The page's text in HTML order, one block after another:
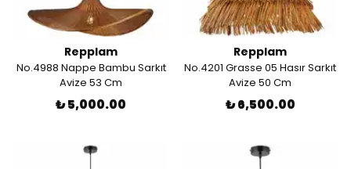
Repplam
No.4988 Nappe Bambu Sarkıt
Avize 53 Cm
₺ 5,000.00
Repplam
No.4201 Grasse 05 Hasır Sarkıt
Avize 50 Cm
₺ 6,500.00